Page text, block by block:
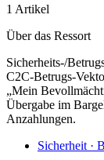
1 Artikel
Über das Ressort
Sicherheits-/
C2C-Betrugs-
„Mein
Übergabe im
Anzahlungen.
Sicherheit ·